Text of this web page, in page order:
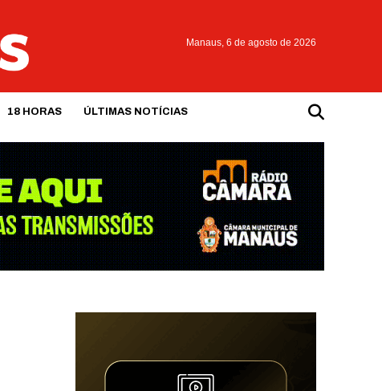
Manaus, 6 de agosto de 2026
18 HORAS ÚLTIMAS NOTÍCIAS